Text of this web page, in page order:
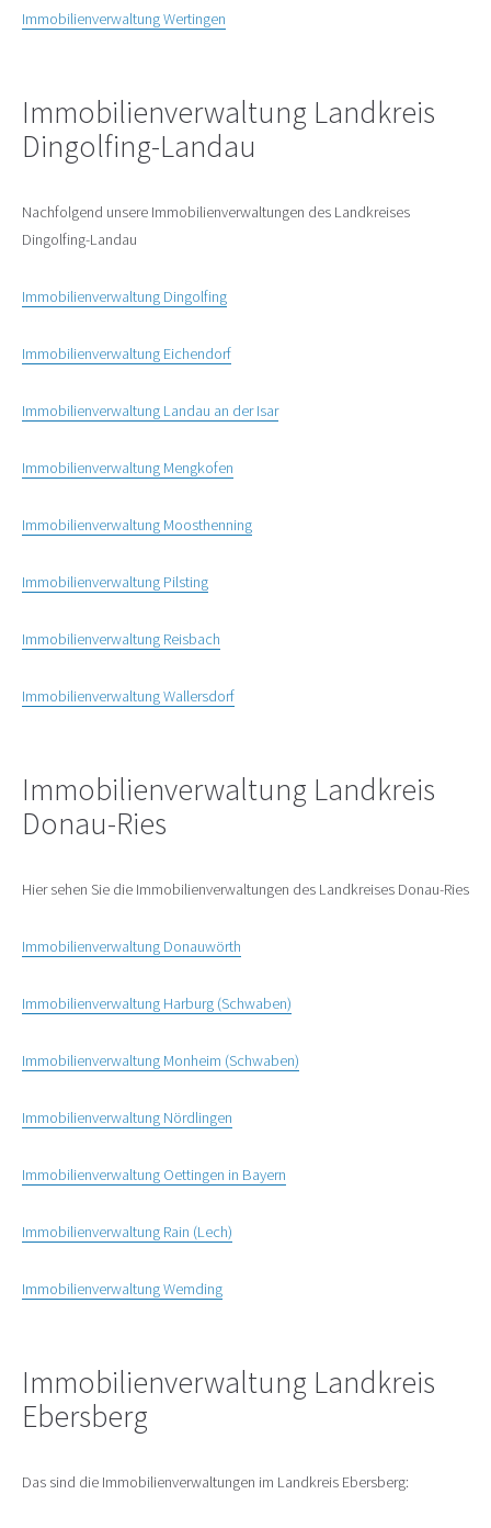
Immobilienverwaltung Wertingen
Immobilienverwaltung Landkreis
Dingolfing-Landau
Nachfolgend unsere Immobilienverwaltungen des Landkreises
Dingolfing-Landau
Immobilienverwaltung Dingolfing
Immobilienverwaltung Eichendorf
Immobilienverwaltung Landau an der Isar
Immobilienverwaltung Mengkofen
Immobilienverwaltung Moosthenning
Immobilienverwaltung Pilsting
Immobilienverwaltung Reisbach
Immobilienverwaltung Wallersdorf
Immobilienverwaltung Landkreis
Donau-Ries
Hier sehen Sie die Immobilienverwaltungen des Landkreises Donau-Ries
Immobilienverwaltung Donauwörth
Immobilienverwaltung Harburg (Schwaben)
Immobilienverwaltung Monheim (Schwaben)
Immobilienverwaltung Nördlingen
Immobilienverwaltung Oettingen in Bayern
Immobilienverwaltung Rain (Lech)
Immobilienverwaltung Wemding
Immobilienverwaltung Landkreis
Ebersberg
Das sind die Immobilienverwaltungen im Landkreis Ebersberg: